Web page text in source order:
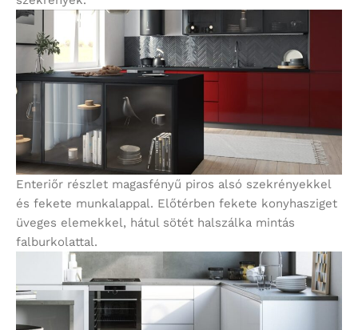
Enteriőr részlet magasfényű piros alsó szekrényekkel
és fekete munkalappal. Előtérben fekete konyhasziget
üveges elemekkel, hátul sötét halszálka mintás
falburkolattal.